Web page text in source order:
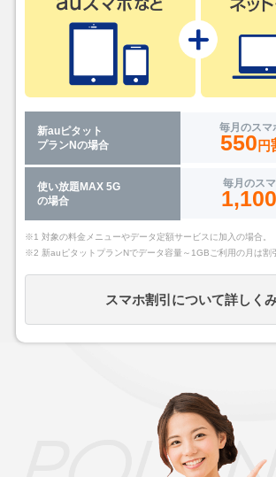
新auピタット
プランNの場合
毎月のスマ
550 円
使い放題MAX 5G
の場合
毎月のス
1,100
※1 対象の料金メニューやデータ定額サービスに加入の場合。
※2 新auピタットプランNでデータ容量～1GBご利用の月は割
スマホ割引について詳しく